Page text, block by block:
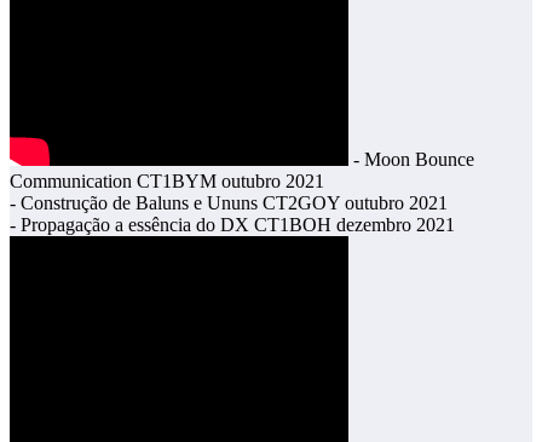
- Moon Bounce
Communication CT1BYM outubro 2021
- Construção de Baluns e Ununs CT2GOY outubro 2021
- Propagação a essência do DX CT1BOH dezembro 2021